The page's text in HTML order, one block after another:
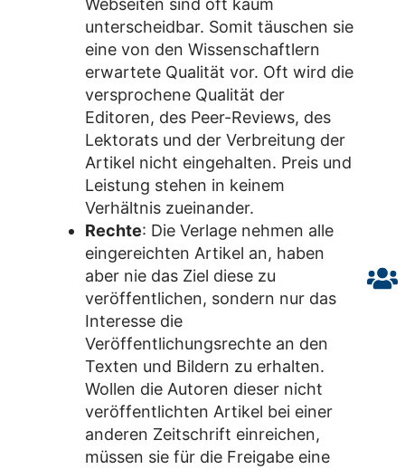
Webseiten sind oft kaum
unterscheidbar. Somit täuschen sie
eine von den Wissenschaftlern
erwartete Qualität vor. Oft wird die
versprochene Qualität der
Editoren, des Peer-Reviews, des
Lektorats und der Verbreitung der
Artikel nicht eingehalten. Preis und
Leistung stehen in keinem
Verhältnis zueinander.
Rechte: Die Verlage nehmen alle
eingereichten Artikel an, haben
aber nie das Ziel diese zu
veröffentlichen, sondern nur das
Interesse die
Veröffentlichungsrechte an den
Texten und Bildern zu erhalten.
Wollen die Autoren dieser nicht
veröffentlichten Artikel bei einer
anderen Zeitschrift einreichen,
müssen sie für die Freigabe eine